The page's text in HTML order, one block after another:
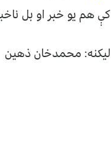
کې هم یو خبر او بل
لیکنه: محمدخان ذهین